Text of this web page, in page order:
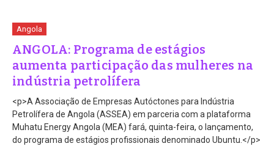
Angola
ANGOLA: Programa de estágios
aumenta participação das mulheres na
indústria petrolífera
<p>A Associação de Empresas Autóctones para Indústria
Petrolífera de Angola (ASSEA) em parceria com a plataforma
Muhatu Energy Angola (MEA) fará, quinta-feira, o lançamento,
do programa de estágios profissionais denominado Ubuntu.</p>